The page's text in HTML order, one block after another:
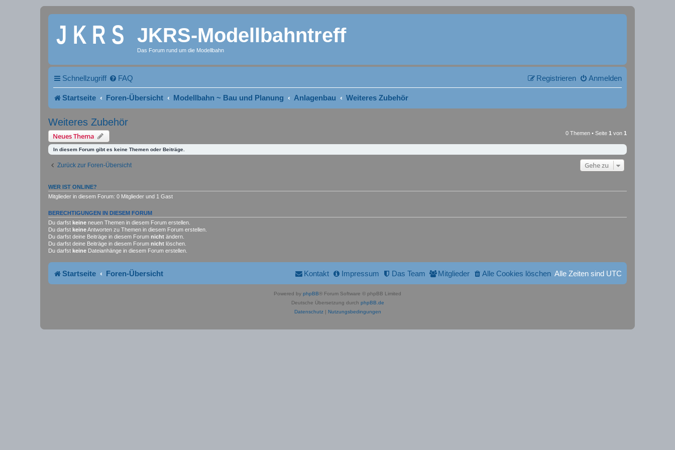
JKRS-Modellbahntreff
Das Forum rund um die Modellbahn
Schnellzugriff FAQ Anmelden
Registrieren
Startseite Foren-Übersicht Modellbahn ~ Bau und Planung Anlagenbau Weiteres Zubehör
Weiteres Zubehör
Neues Thema 0 Themen • Seite 1 von 1
In diesem Forum gibt es keine Themen oder Beiträge.
Zurück zur Foren-Übersicht Gehe zu
WER IST ONLINE?
Mitglieder in diesem Forum: 0 Mitglieder und 1 Gast
BERECHTIGUNGEN IN DIESEM FORUM
Du darfst keine neuen Themen in diesem Forum erstellen.
Du darfst keineAntworten zu Themen in diesem Forum erstellen.
Du darfst deine Beiträge in diesem Forum nicht ändern.
Du darfst deine Beiträge in diesem Forum nicht löschen.
Du darfst keine Dateianhänge in diesem Forum erstellen.
Startseite Foren-Übersicht Alle Zeiten sind UTC
Alle Cookies löschen
Mitglieder
Das Team
Impressum
Kontakt
Powered by phpBB® Forum Software © phpBB Limited
Deutsche Übersetzung durch phpBB.de
Datenschutz| Nutzungsbedingungen